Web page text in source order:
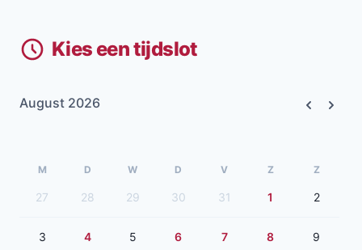
Kies een tijdslot
August 2026
M D W D V Z Z
27 28 29 30 31 1 2
3 4 5 6 7 8 9